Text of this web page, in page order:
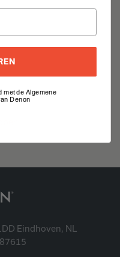
Eindhoven, NL
met de Algemene
Denon